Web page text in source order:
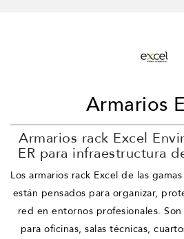
Armarios
Armarios rack Excel
ER para infraestructura
Los armarios rack Excel de las gamas
están pensados para organizar,
red en entornos profesionales.
para oficinas, salas técnicas,